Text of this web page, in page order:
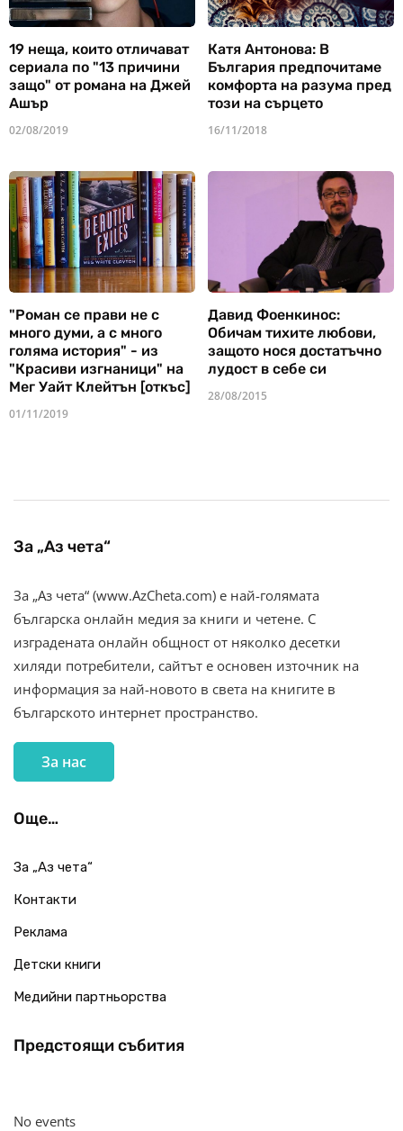
19 неща, които отличават
сериала по "13 причини
защо" от романа на Джей
Ашър
02/08/2019
Катя Антонова: В
България предпочитаме
комфорта на разума пред
този на сърцето
16/11/2018
"Роман се прави не с
много думи, а с много
голяма история" - из
"Красиви изгнаници" на
Мег Уайт Клейтън [откъс]
01/11/2019
Давид Фоенкинос:
Обичам тихите любови,
защото нося достатъчно
лудост в себе си
28/08/2015
За „Аз чета“
За „Аз чета“ (www.AzCheta.com) е най-голямата
българска онлайн медия за книги и четене. С
изградената онлайн общност от няколко десетки
хиляди потребители, сайтът е основен източник на
информация за най-новото в света на книгите в
българското интернет пространство.
За нас
Още…
За „Аз чета“
Контакти
Реклама
Детски книги
Медийни партньорства
Предстоящи събития
No events